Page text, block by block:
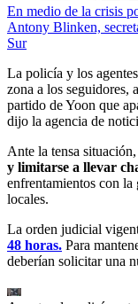
En medio de la crisis
Antony Blinken,
Sur
La policía y los
zona a los seguidores,
partido de Yoon que
dijo la agencia de
Ante la tensa situación,
y limitarse a llevar
enfrentamientos con la
locales.
La orden judicial
48 horas. Para
deberían solicitar una